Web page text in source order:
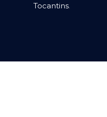
Tocantins.